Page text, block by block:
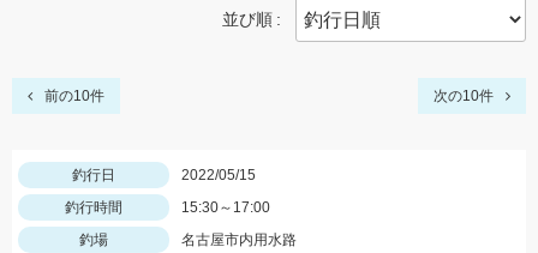
並び順
前の10件 次の10件
釣行日
2022/05/15
釣行時間
15:30～17:00
釣場
名古屋市内用水路